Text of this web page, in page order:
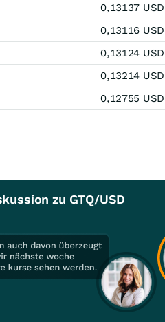
0,13137 USD
0,13116 USD
0,13124 USD
0,13214 USD
0,12755 USD
zu GTQ/USD